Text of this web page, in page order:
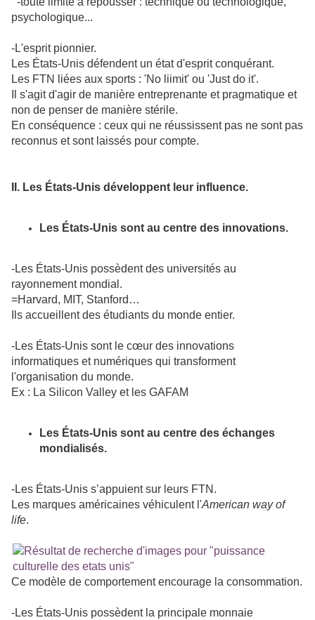
psychologique...
-L'esprit pionnier.
Les États-Unis défendent un état d'esprit conquérant.
Les FTN liées aux sports : 'No liimit' ou 'Just do it'.
Il s'agit d'agir de manière entreprenante et pragmatique et
non de penser de manière stérile.
En conséquence : ceux qui ne réussissent pas ne sont pas
reconnus et sont laissés pour compte.
II. Les États-Unis développent leur influence.
Les États-Unis sont au centre des innovations.
-Les États-Unis possèdent des universités au
rayonnement mondial.
=Harvard, MIT, Stanford…
Ils accueillent des étudiants du monde entier.
-Les États-Unis sont le cœur des innovations
informatiques et numériques qui transforment
l'organisation du monde.
Ex : La Silicon Valley et les GAFAM
Les États-Unis sont au centre des échanges
mondialisés.
-Les États-Unis s’appuient sur leurs FTN.
Les marques américaines véhiculent l'American way of
life.
Ce modèle de comportement encourage la consommation.
-Les États-Unis possèdent la principale monnaie